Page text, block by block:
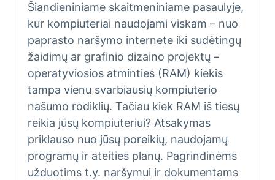
Šiandieniniame skaitmeniniame pasaulyje,
kur kompiuteriai naudojami viskam – nuo
paprasto naršymo internete iki sudėtingų
žaidimų ar grafinio dizaino projektų –
operatyviosios atminties (RAM) kiekis
tampa vienu svarbiausių kompiuterio
našumo rodiklių. Tačiau kiek RAM iš tiesų
reikia jūsų kompiuteriui? Atsakymas
priklauso nuo jūsų poreikių, naudojamų
programų ir ateities planų. Pagrindinėms
užduotims t.y. naršymui ir dokumentams